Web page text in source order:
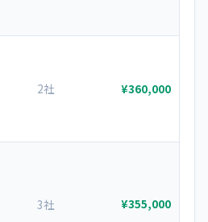
2社 ¥360,000
3社 ¥355,000